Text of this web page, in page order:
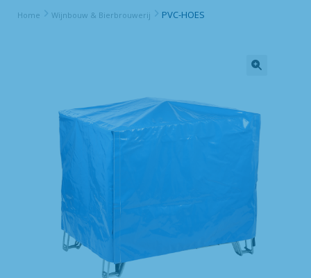
Home Wijnbouw & Bierbrouwerij PVC-HOES